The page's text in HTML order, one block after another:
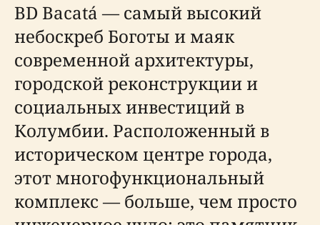
BD Bacatá — самый высокий
небоскреб Боготы и маяк
современной архитектуры,
городской реконструкции и
социальных инвестиций в
Колумбии. Расположенный в
историческом центре города,
этот многофункциональный
комплекс — больше, чем просто